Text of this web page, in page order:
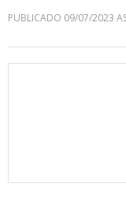
PUBLICADO 09/07/2023